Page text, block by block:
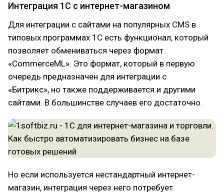
Интеграция 1С с интернет-магазином
Для интеграции с сайтами на популярных CMS в
типовых программах 1С есть функционал, который
позволяет обмениваться через формат
«CommerceML». Это формат, который в первую
очередь предназначен для интеграции с
«Битрикс», но также поддерживается и другими
сайтами. В большинстве случаев его достаточно.
Но если используется нестандартный интернет-
магазин, интеграция через него потребует